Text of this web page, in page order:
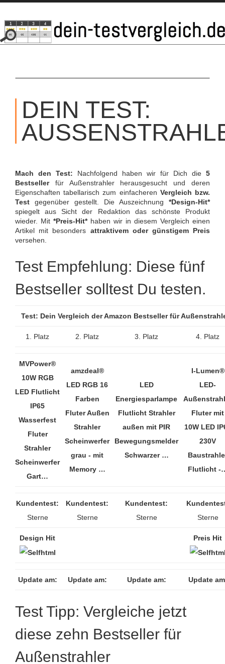
SKIP
CONTENT
DEIN TEST:
Mach den Test: Nachfolgend haben wir für Dich die 5
Bestsellerfür Außenstrahler herausgesucht und deren
Eigenschaften tabellarisch zum einfacheren Vergleich bzw.
Test gegenüber gestellt. Die Auszeichnung *Design-Hit*
spiegelt aus Sicht der Redaktion das schönste Produkt
wieder. Mit *Preis-Hit*haben wir in diesem Vergleich einen
Artikel mit besonders attraktivem oder günstigem Preis
versehen.
Test Empfehlung: Diese fünf
Bestseller solltest Du testen.
Test: Dein Vergleich der Amazon Bestseller für
1. Platz 2. Platz 3. Platz 4. Platz
MVPower®
10W RGB
LED Flutlicht
IP65
Wasserfest
Fluter
Strahler
Scheinwerfer
Gart…
amzdeal®
LED RGB 16
Farben
Fluter Außen
Strahler
Scheinwerfer
grau - mit
Memory …
LED
Energiesparlampe
Flutlicht Strahler
außen mit PIR
Bewegungsmelder
Schwarzer …
I-Lumen®
LED-
Fluter mit
10W LED
230V
Flutlicht -
Kundentest:
Sterne
Kundentest:
Sterne
Kundentest:
Sterne
Sterne
Design Hit Preis Hit
Update am: Update am: Update am: Update
Test Tipp: Vergleiche jetzt
diese zehn Bestseller für
Außenstrahler